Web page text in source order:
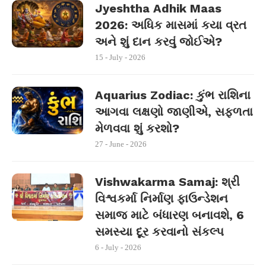
Jyeshtha Adhik Maas
2026: અધિક માસમાં કયા વ્રત
અને શું દાન કરવું જોઈએ?
15 - July - 2026
Aquarius Zodiac: કુંભ રાશિના
આગવા લક્ષણો જાણીએ, સફળતા
મેળવવા શું કરશો?
27 - June - 2026
Vishwakarma Samaj: શ્રી
વિશ્વકર્મા નિર્માણ ફાઉન્ડેશન
સમાજ માટે બંધારણ બનાવશે, 6
સમસ્યા દૂર કરવાનો સંકલ્પ
6 - July - 2026